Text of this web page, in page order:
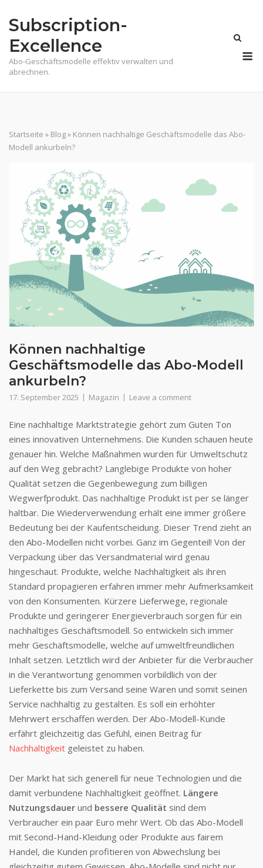
Subscription-
Excellence
Abo-Geschäftsmodelle effektiv verwalten und
abrechnen.
Startseite » Blog» Können nachhaltige Geschäftsmodelle das Abo-
Modell ankurbeln?
Können nachhaltige
Geschäftsmodelle das Abo-Modell
ankurbeln?
17. September 2025 Magazin Leave a comment
Eine nachhaltige Marktstrategie gehört zum Guten Ton
eines innovativen Unternehmens. Die Kunden schauen heute
genauer hin. Welche Maßnahmen wurden für Umweltschutz
auf den Weg gebracht? Langlebige Produkte von hoher
Qualität setzen die Gegenbewegung zum billigen
Wegwerfprodukt. Das nachhaltige Produkt ist per se länger
haltbar. Die Wiederverwendung erhält eine immer größere
Bedeutung bei der Kaufentscheidung. Dieser Trend zieht an
den Abo-Modellen nicht vorbei. Ganz im Gegenteil! Von der
Verpackung über das Versandmaterial wird genau
hingeschaut. Produkte, welche Nachhaltigkeit als ihren
Standard propagieren erfahren immer mehr Aufmerksamkeit
von den Konsumenten. Kürzere Lieferwege, regionale
Produkte und geringerer Energieverbrauch sorgen für ein
nachhaltiges Geschäftsmodell. So entwickeln sich immer
mehr Geschäftsmodelle, welche auf umweltfreundlichen
Inhalt setzen. Letztlich wird der Anbieter für die Verbraucher
in die Verantwortung genommen vorbildlich von der
Lieferkette bis zum Versand seine Waren und somit seinen
Service nachhaltig zu gestalten. Es soll ein erhöhter
Mehrwert erschaffen werden. Der Abo-Modell-Kunde
erfährt gleichzeitig das Gefühl, einen Beitrag für
Nachhaltigkeit geleistet zu haben.
Der Markt hat sich generell für neue Technologien und die
damit verbundene Nachhaltigkeit geöffnet. Längere
Nutzungsdauer und bessere Qualität sind dem
Verbraucher ein paar Euro mehr Wert. Ob das Abo-Modell
mit Second-Hand-Kleidung oder Produkte aus fairem
Handel, die Kunden profitieren von Abwechslung bei